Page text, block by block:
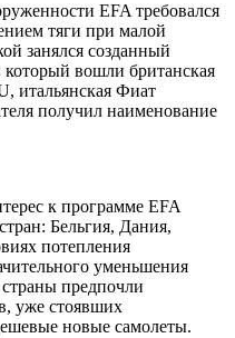
EFA требовался
тяги при малой
занялся созданный
вошли британская
итальянская Фиат
получил наименование
к программе EFA
Бельгия, Дания,
потепления
уменьшения
предпочли
уже стоявших
новые самолеты.